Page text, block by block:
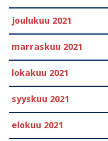
joulukuu 2021
marraskuu 2021
lokakuu 2021
syyskuu 2021
elokuu 2021